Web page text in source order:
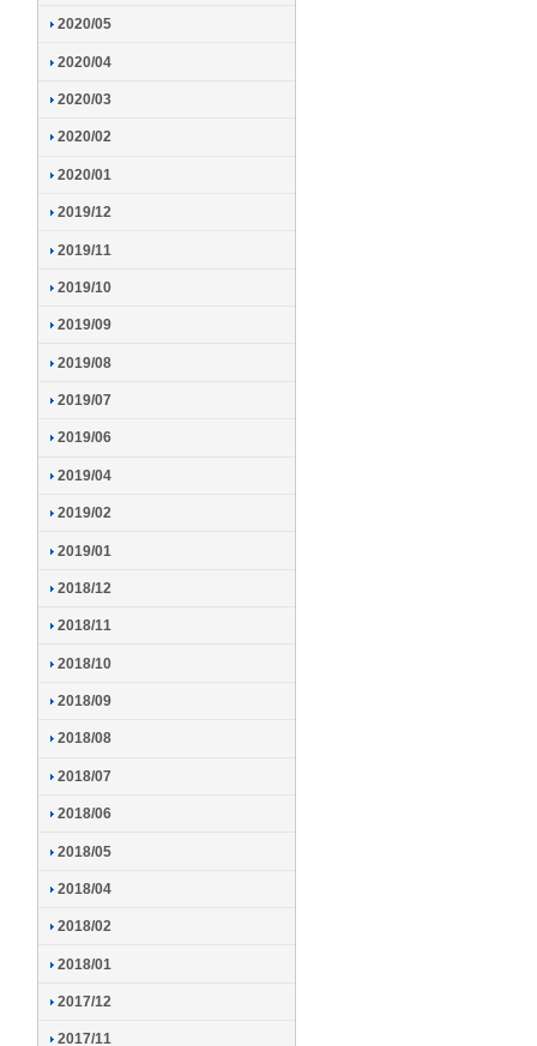
2020/05
2020/04
2020/03
2020/02
2020/01
2019/12
2019/11
2019/10
2019/09
2019/08
2019/07
2019/06
2019/04
2019/02
2019/01
2018/12
2018/11
2018/10
2018/09
2018/08
2018/07
2018/06
2018/05
2018/04
2018/02
2018/01
2017/12
2017/11